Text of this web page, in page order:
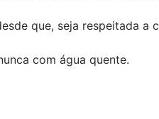
que, seja respeitada a
com água quente.